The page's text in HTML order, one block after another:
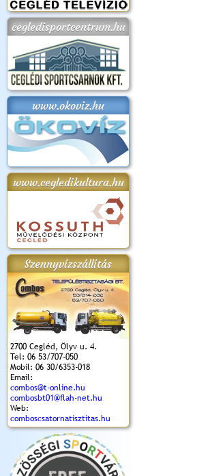
cegledisportcentrum.hu
www.okoviz.hu
www.cegledikultura.hu
Szennyvízszállítás
2700 Cegléd, Ölyv u. 4.
Tel: 06 53/707-050
Mobil: 06 30/6353-018
Email:
combos@t-online.hu
combosbt01@flah-net.hu
Web:
comboscsatornatisztitas.hu
2018.
Kossuth Toborzó
Ünnepély
Szent István Ünnepe
(2017. 08. 20.)